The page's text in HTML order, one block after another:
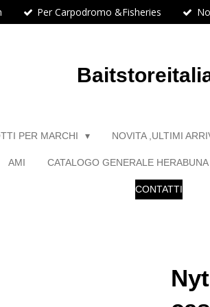
Per Carpodromo &Fisheries
PER MARCHI NOVITA ,ULTIMI
AMI CATALOGO GENERALE
CONTATTI